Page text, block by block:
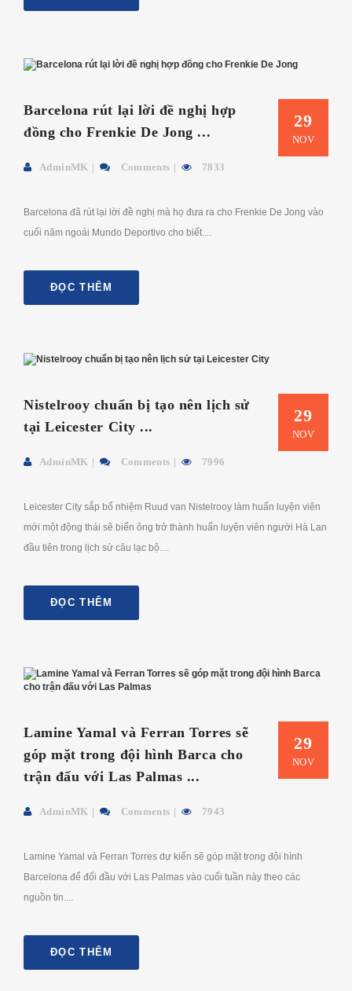
29
NOV
Barcelona rút lại lời đề nghị hợp
đồng cho Frenkie De Jong ...
AdminMK Comments 7833
Barcelona đã rút lại lời đề nghị mà họ đưa ra cho Frenkie De Jong vào
cuối năm ngoái Mundo Deportivo cho biết....
ĐỌC THÊM
29
NOV
Nistelrooy chuẩn bị tạo nên lịch sử
tại Leicester City ...
AdminMK Comments 7996
Leicester City sắp bổ nhiệm Ruud van Nistelrooy làm huấn luyện viên
mới một động thái sẽ biến ông trở thành huấn luyện viên người Hà Lan
đầu tiên trong lịch sử câu lạc bộ....
ĐỌC THÊM
29
NOV
Lamine Yamal và Ferran Torres sẽ
góp mặt trong đội hình Barca cho
trận đấu với Las Palmas ...
AdminMK Comments 7943
Lamine Yamal và Ferran Torres dự kiến ​​sẽ góp mặt trong đội hình
Barcelona để đối đầu với Las Palmas vào cuối tuần này theo các
nguồn tin....
ĐỌC THÊM